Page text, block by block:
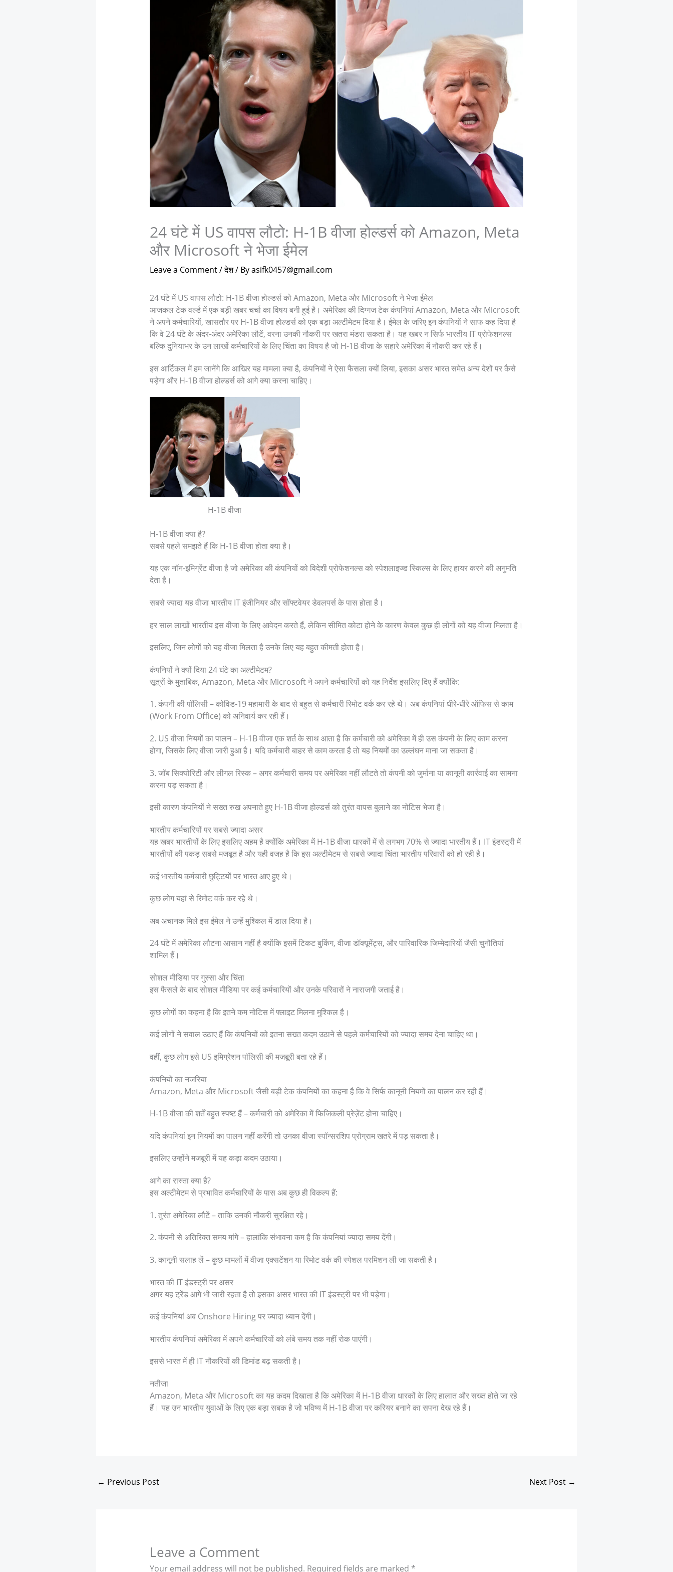
24 घंटे में US वापस लौटो: H-1B वीजा होल्डर्स को Amazon, Meta
और Microsoft ने भेजा ईमेल
Leave a Comment/देश/ Byasifk0457@gmail.com
24 घंटे में US वापस लौटो: H-1B वीजा होल्डर्स को Amazon, Meta और Microsoft ने भेजा ईमेल
आजकल टेक वर्ल्ड में एक बड़ी खबर चर्चा का विषय बनी हुई है। अमेरिका की दिग्गज टेक कंपनियां Amazon, Meta और Microsoft
ने अपने कर्मचारियों, खासतौर पर H-1B वीजा होल्डर्स को एक बड़ा अल्टीमेटम दिया है। ईमेल के जरिए इन कंपनियों ने साफ कह दिया है
कि वे 24 घंटे के अंदर-अंदर अमेरिका लौटें, वरना उनकी नौकरी पर खतरा मंडरा सकता है। यह खबर न सिर्फ भारतीय IT प्रोफेशनल्स
बल्कि दुनियाभर के उन लाखों कर्मचारियों के लिए चिंता का विषय है जो H-1B वीजा के सहारे अमेरिका में नौकरी कर रहे हैं।
इस आर्टिकल में हम जानेंगे कि आखिर यह मामला क्या है, कंपनियों ने ऐसा फैसला क्यों लिया, इसका असर भारत समेत अन्य देशों पर कैसे
पड़ेगा और H-1B वीजा होल्डर्स को आगे क्या करना चाहिए।
H-1B वीजा
H-1B वीजा क्या है?
सबसे पहले समझते हैं कि H-1B वीजा होता क्या है।
यह एक नॉन-इमिग्रेंट वीजा है जो अमेरिका की कंपनियों को विदेशी प्रोफेशनल्स को स्पेशलाइज्ड स्किल्स के लिए हायर करने की अनुमति
देता है।
सबसे ज्यादा यह वीजा भारतीय IT इंजीनियर और सॉफ्टवेयर डेवलपर्स के पास होता है।
हर साल लाखों भारतीय इस वीजा के लिए आवेदन करते हैं, लेकिन सीमित कोटा होने के कारण केवल कुछ ही लोगों को यह वीजा मिलता है।
इसलिए, जिन लोगों को यह वीजा मिलता है उनके लिए यह बहुत कीमती होता है।
कंपनियों ने क्यों दिया 24 घंटे का अल्टीमेटम?
सूत्रों के मुताबिक, Amazon, Meta और Microsoft ने अपने कर्मचारियों को यह निर्देश इसलिए दिए हैं क्योंकि:
1. कंपनी की पॉलिसी – कोविड-19 महामारी के बाद से बहुत से कर्मचारी रिमोट वर्क कर रहे थे। अब कंपनियां धीरे-धीरे ऑफिस से काम
(Work From Office) को अनिवार्य कर रही हैं।
2. US वीजा नियमों का पालन – H-1B वीजा एक शर्त के साथ आता है कि कर्मचारी को अमेरिका में ही उस कंपनी के लिए काम करना
होगा, जिसके लिए वीजा जारी हुआ है। यदि कर्मचारी बाहर से काम करता है तो यह नियमों का उल्लंघन माना जा सकता है।
3. जॉब सिक्योरिटी और लीगल रिस्क – अगर कर्मचारी समय पर अमेरिका नहीं लौटते तो कंपनी को जुर्माना या कानूनी कार्रवाई का सामना
करना पड़ सकता है।
इसी कारण कंपनियों ने सख्त रुख अपनाते हुए H-1B वीजा होल्डर्स को तुरंत वापस बुलाने का नोटिस भेजा है।
भारतीय कर्मचारियों पर सबसे ज्यादा असर
यह खबर भारतीयों के लिए इसलिए अहम है क्योंकि अमेरिका में H-1B वीजा धारकों में से लगभग 70% से ज्यादा भारतीय हैं। IT इंडस्ट्री में
भारतीयों की पकड़ सबसे मजबूत है और यही वजह है कि इस अल्टीमेटम से सबसे ज्यादा चिंता भारतीय परिवारों को हो रही है।
कई भारतीय कर्मचारी छुट्टियों पर भारत आए हुए थे।
कुछ लोग यहां से रिमोट वर्क कर रहे थे।
अब अचानक मिले इस ईमेल ने उन्हें मुश्किल में डाल दिया है।
24 घंटे में अमेरिका लौटना आसान नहीं है क्योंकि इसमें टिकट बुकिंग, वीजा डॉक्यूमेंट्स, और पारिवारिक जिम्मेदारियों जैसी चुनौतियां
शामिल हैं।
सोशल मीडिया पर गुस्सा और चिंता
इस फैसले के बाद सोशल मीडिया पर कई कर्मचारियों और उनके परिवारों ने नाराजगी जताई है।
कुछ लोगों का कहना है कि इतने कम नोटिस में फ्लाइट मिलना मुश्किल है।
कई लोगों ने सवाल उठाए हैं कि कंपनियों को इतना सख्त कदम उठाने से पहले कर्मचारियों को ज्यादा समय देना चाहिए था।
वहीं, कुछ लोग इसे US इमिग्रेशन पॉलिसी की मजबूरी बता रहे हैं।
कंपनियों का नजरिया
Amazon, Meta और Microsoft जैसी बड़ी टेक कंपनियों का कहना है कि वे सिर्फ कानूनी नियमों का पालन कर रही हैं।
H-1B वीजा की शर्तें बहुत स्पष्ट हैं – कर्मचारी को अमेरिका में फिजिकली प्रेज़ेंट होना चाहिए।
यदि कंपनियां इन नियमों का पालन नहीं करेंगी तो उनका वीजा स्पॉन्सरशिप प्रोग्राम खतरे में पड़ सकता है।
इसलिए उन्होंने मजबूरी में यह कड़ा कदम उठाया।
आगे का रास्ता क्या है?
इस अल्टीमेटम से प्रभावित कर्मचारियों के पास अब कुछ ही विकल्प हैं:
1. तुरंत अमेरिका लौटें – ताकि उनकी नौकरी सुरक्षित रहे।
2. कंपनी से अतिरिक्त समय मांगे – हालांकि संभावना कम है कि कंपनियां ज्यादा समय देंगी।
3. कानूनी सलाह लें – कुछ मामलों में वीजा एक्सटेंशन या रिमोट वर्क की स्पेशल परमिशन ली जा सकती है।
भारत की IT इंडस्ट्री पर असर
अगर यह ट्रेंड आगे भी जारी रहता है तो इसका असर भारत की IT इंडस्ट्री पर भी पड़ेगा।
कई कंपनियां अब Onshore Hiring पर ज्यादा ध्यान देंगी।
भारतीय कंपनियां अमेरिका में अपने कर्मचारियों को लंबे समय तक नहीं रोक पाएंगी।
इससे भारत में ही IT नौकरियों की डिमांड बढ़ सकती है।
नतीजा
Amazon, Meta और Microsoft का यह कदम दिखाता है कि अमेरिका में H-1B वीजा धारकों के लिए हालात और सख्त होते जा रहे
हैं। यह उन भारतीय युवाओं के लिए एक बड़ा सबक है जो भविष्य में H-1B वीजा पर करियर बनाने का सपना देख रहे हैं।
← Previous Post Next Post →
Leave a Comment
Your email address will not be published. Required fields are marked *